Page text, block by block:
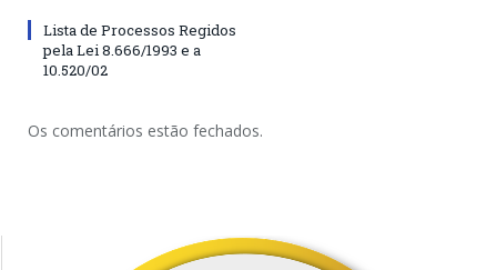
Lista de Processos Regidos
pela Lei 8.666/1993 e a
10.520/02
Os comentários estão fechados.